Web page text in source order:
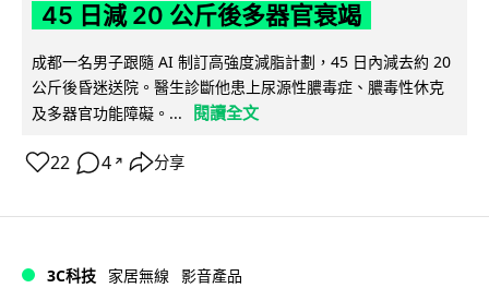
45 日減 20 公斤後多器官衰竭
成都一名男子跟隨 AI 制訂高強度減脂計劃，45 日內減去約 20
公斤後昏迷送院。醫生診斷他患上尿源性膿毒症、膿毒性休克
及多器官功能障礙。...
閱讀全文
22 4 ↗ 分享
3C科技 家居無線 影音產品